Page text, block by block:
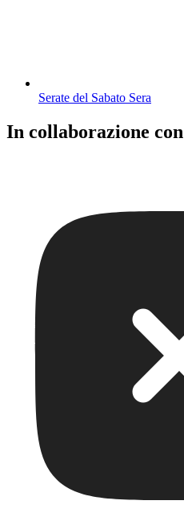
Serate del Sabato Sera
In collaborazione con